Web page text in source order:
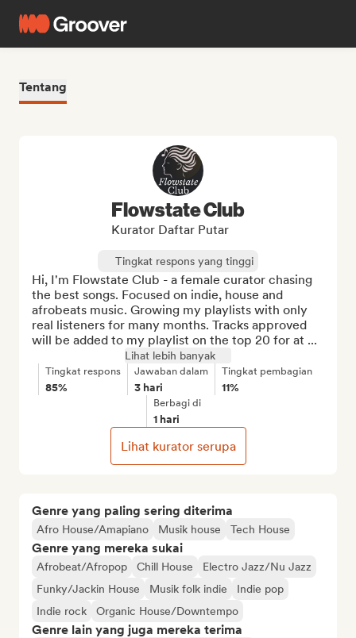
Tentang
Genre yang paling sering diterima
Afro House/Amapiano Musik house Tech House
Genre yang mereka sukai
Afrobeat/Afropop Chill House
Electro Jazz/Nu Jazz
Funky/Jackin House
Musik folk indie
Indie pop
Indie rock
Organic House/Downtempo
Genre lain yang juga mereka terima
Flowstate Club
Kurator Daftar Putar
Tingkat respons yang tinggi
Hi, I'm Flowstate Club - a female curator chasing
the best songs. Focused on indie, house and
afrobeats music. Growing my playlists with only
real listeners for many months. Tracks approved
will be added to my playlist on the top 20 for at ...
Lihat lebih banyak
Tingkat respons
85%
Jawaban dalam
3 hari
Tingkat pembagian
11%
Berbagi di
1 hari
Lihat kurator serupa